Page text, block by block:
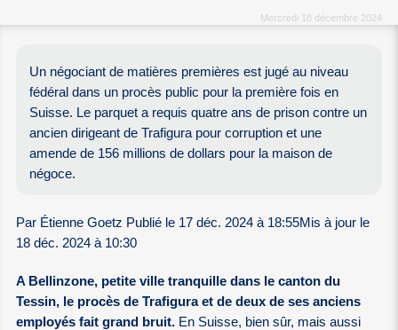
Mercredi 18 décembre 2024
Un négociant de matières premières est jugé au niveau
fédéral dans un procès public pour la première fois en
Suisse. Le parquet a requis quatre ans de prison contre un
ancien dirigeant de Trafigura pour corruption et une
amende de 156 millions de dollars pour la maison de
négoce.
Par Étienne Goetz Publié le 17 déc. 2024 à 18:55Mis à jour le
18 déc. 2024 à 10:30
A Bellinzone, petite ville tranquille dans le canton du
Tessin, le procès de Trafigura et de deux de ses anciens
employés fait grand bruit. En Suisse, bien sûr, mais aussi